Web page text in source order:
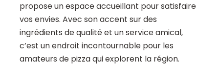
propose un espace accueillant pour satisfaire
vos envies. Avec son accent sur des
ingrédients de qualité et un service amical,
c’est un endroit incontournable pour les
amateurs de pizza qui explorent la région.